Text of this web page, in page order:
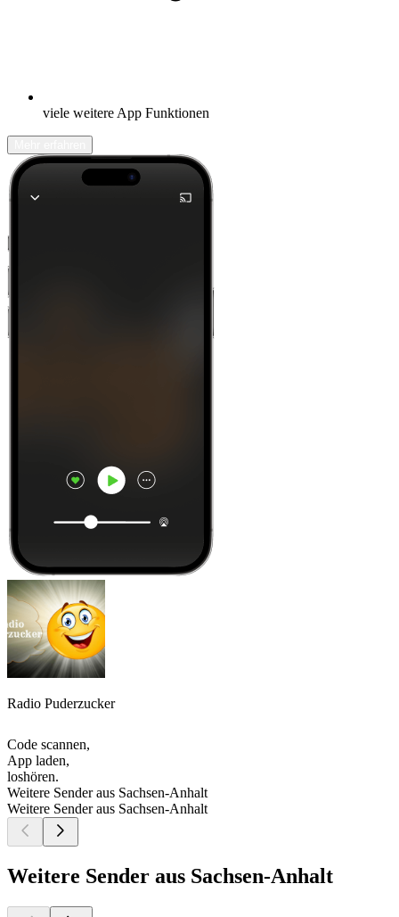
viele weitere App Funktionen
Radio Puderzucker
Code scannen,
App laden,
loshören.
Weitere Sender aus Sachsen-Anhalt
Weitere Sender aus Sachsen-Anhalt
Weitere Sender aus Sachsen-Anhalt